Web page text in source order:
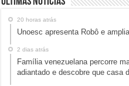
20 horas atrás
Unoesc apresenta Robô e
2 dias atrás
Família venezuelana percorre
adiantado e descobre que casa